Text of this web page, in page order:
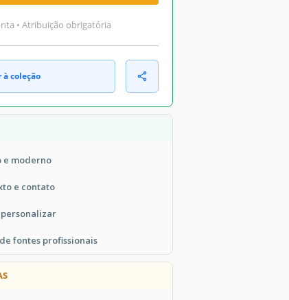
• Atribuição obrigatória
coleção
e moderno
e contato
fontes profissionais